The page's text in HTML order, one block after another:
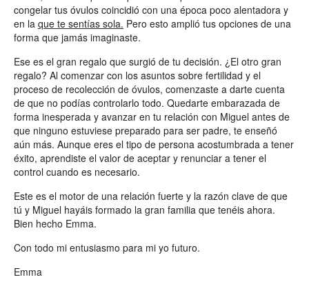
congelar tus óvulos coincidió con una época poco alentadora y
en la que te sentías sola. Pero esto amplió tus opciones de una
forma que jamás imaginaste.
Ese es el gran regalo que surgió de tu decisión. ¿El otro gran
regalo? Al comenzar con los asuntos sobre fertilidad y el
proceso de recolección de óvulos, comenzaste a darte cuenta
de que no podías controlarlo todo. Quedarte embarazada de
forma inesperada y avanzar en tu relación con Miguel antes de
que ninguno estuviese preparado para ser padre, te enseñó
aún más. Aunque eres el tipo de persona acostumbrada a tener
éxito, aprendiste el valor de aceptar y renunciar a tener el
control cuando es necesario.
Este es el motor de una relación fuerte y la razón clave de que
tú y Miguel hayáis formado la gran familia que tenéis ahora.
Bien hecho Emma.
Con todo mi entusiasmo para mi yo futuro.
Emma